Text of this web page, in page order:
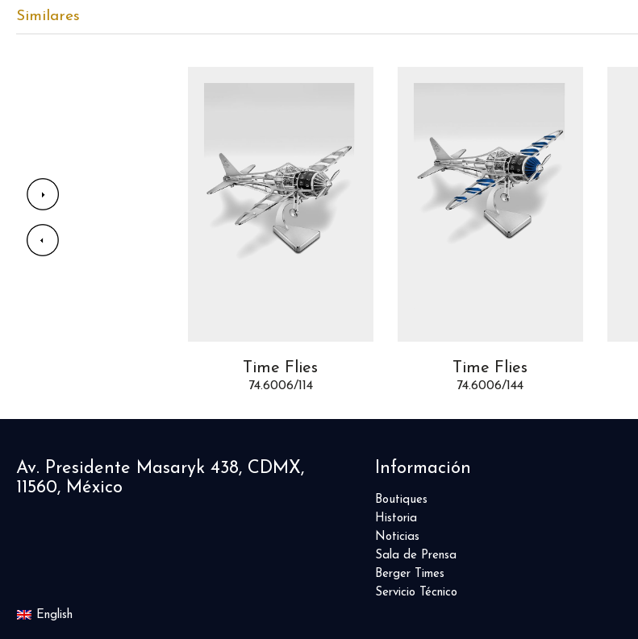
Similares
Time Flies
74.6006/144
TriPod
74.6009/164
Av. Presidente Masaryk 438, CDMX,
11560, México
Información
Boutiques
Historia
Noticias
Sala de Prensa
Berger Times
Servicio Técnico
English